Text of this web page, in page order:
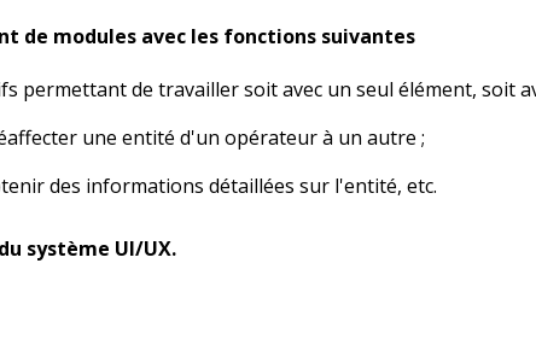
de modules avec les fonctions suivantes
permettant de travailler soit avec un seul élément, soit
une entité d'un opérateur à un autre ;
des informations détaillées sur l'entité, etc.
système UI/UX.